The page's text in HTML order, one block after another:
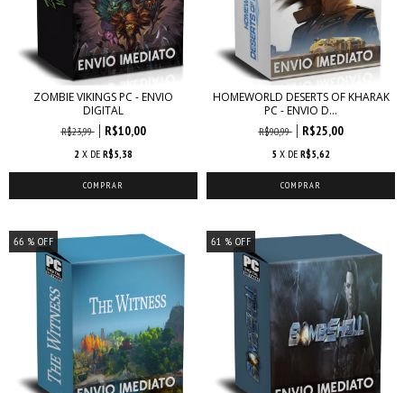
ZOMBIE VIKINGS PC - ENVIO
DIGITAL
R$23,99 R$10,00
2 X DE R$5,38
HOMEWORLD DESERTS OF KHARAK
PC - ENVIO D...
R$90,99 R$25,00
5 X DE R$5,62
66 % OFF 61 % OFF